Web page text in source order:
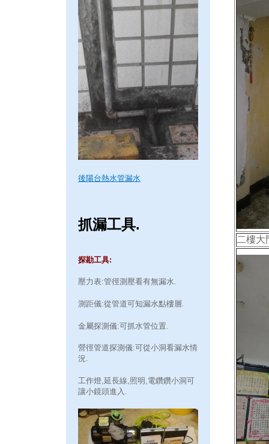
後陽台熱水管漏水
抓漏工具.
探勘工具:
壓力表:管徑測壓看有無漏水.
測距儀:從管道可知漏水點樓層.
金屬探測儀:可抓水管位置.
營徑管道探測儀:可從小洞看漏水情
況.
工作燈,延長線,照明,電鑽鑽小洞可
讓小鏡頭進入.
二樓大